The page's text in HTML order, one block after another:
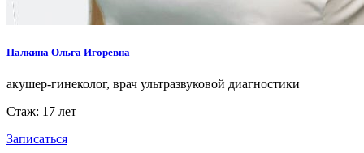
Палкина Ольга Игоревна
акушер-гинеколог, врач ультразвуковой диагностики
Стаж: 17 лет
Записаться